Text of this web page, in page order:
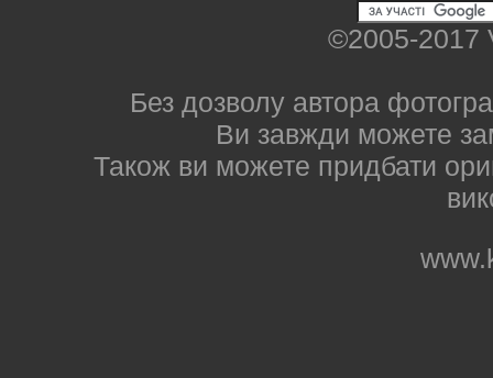
©2005-2017
Без дозволу автора
Ви завжди можете
Також ви можете придбати